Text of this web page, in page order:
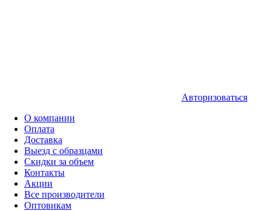
Авторизоваться
О компании
Оплата
Доставка
Выезд с образцами
Скидки за объем
Контакты
Акции
Все производители
Оптовикам